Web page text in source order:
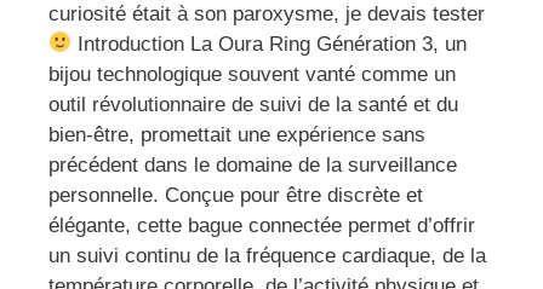
curiosité était à son paroxysme, je devais tester
Introduction La Oura Ring Génération 3, un
bijou technologique souvent vanté comme un
outil révolutionnaire de suivi de la santé et du
bien-être, promettait une expérience sans
précédent dans le domaine de la surveillance
personnelle. Conçue pour être discrète et
élégante, cette bague connectée permet d’offrir
un suivi continu de la fréquence cardiaque, de la